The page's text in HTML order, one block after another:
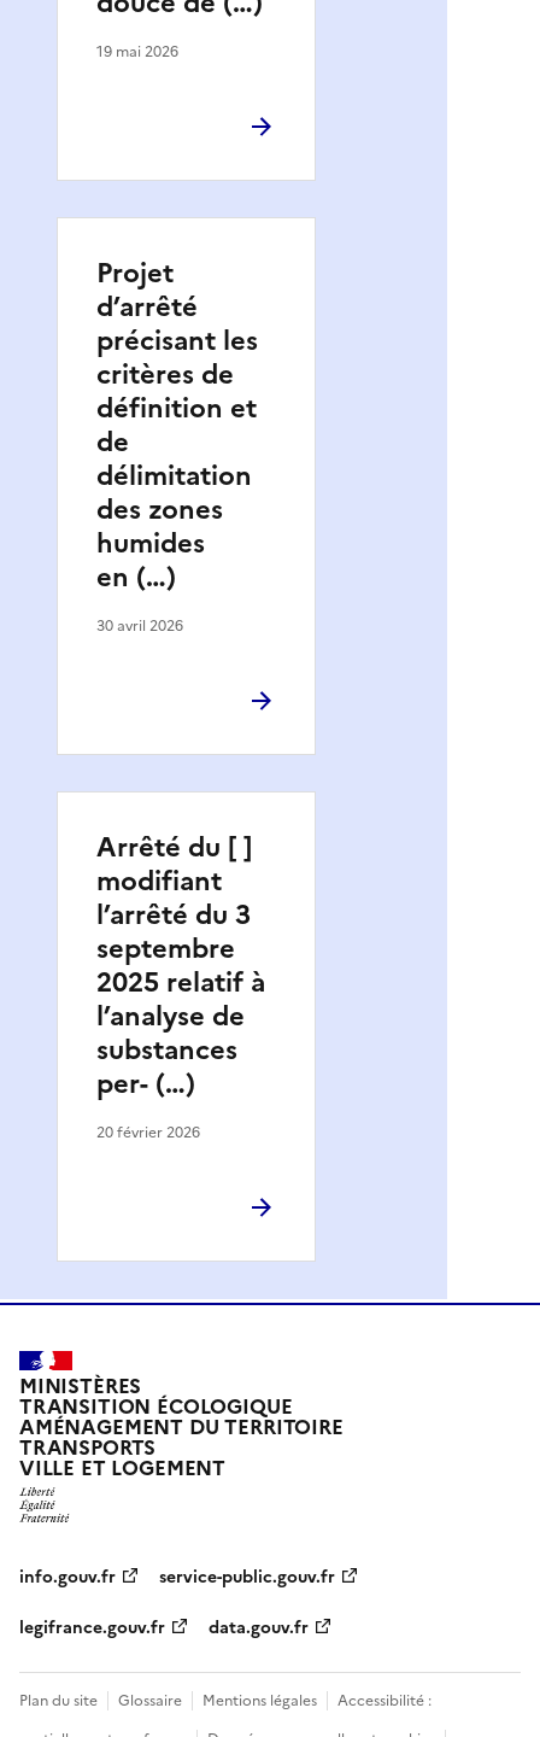
19 mai 2026
Projet
d’arrêté
précisant les
critères de
définition et
de
délimitation
des zones
humides
en (…)
30 avril 2026
Arrêté du [ ]
modifiant
l’arrêté du 3
septembre
2025 relatif à
l’analyse de
substances
per- (…)
20 février 2026
MINISTÈRES
TRANSITION ÉCOLOGIQUE
AMÉNAGEMENT DU TERRITOIRE
TRANSPORTS
VILLE ET LOGEMENT
info.gouv.fr
service-public.gouv.fr
legifrance.gouv.fr
data.gouv.fr
Plan du site Glossaire Mentions légales
Accessibilité :